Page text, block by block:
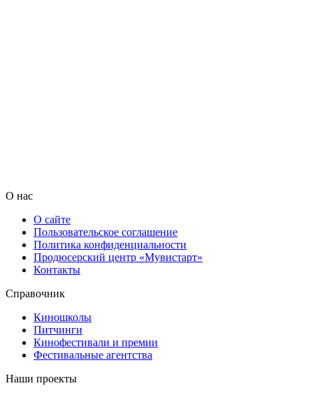
О нас
О сайте
Пользовательское соглашение
Политика конфиденциальности
Продюсерский центр «Мувистарт»
Контакты
Справочник
Киношколы
Питчинги
Кинофестивали и премии
Фестивальные агентства
Наши проекты